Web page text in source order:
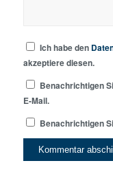
Ich habe den
akzeptiere diesen.
Benachrichtigen
E-Mail.
Benachrichtigen